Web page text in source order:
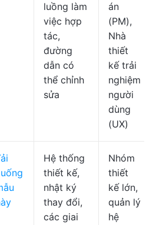
luồng làm
việc hợp
tác,
đường
dẫn có
thể chỉnh
sửa
án
(PM),
Nhà
thiết
kế trải
nghiệm
người
dùng
(UX)
Hệ thống
thiết kế,
nhật ký
thay đổi,
các giai
Nhóm
thiết
kế lớn,
quản lý
hệ